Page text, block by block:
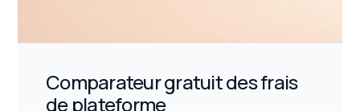
Comparateur gratuit des frais
de plateforme